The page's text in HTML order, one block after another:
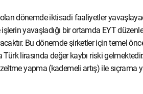
dönemde iktisadi faaliyetler
yavaşladığı bir ortamda EYT
Bu dönemde şirketler için temel
Türk lirasında değer kaybı riski
yapma (kademeli artış) ile sıçrama